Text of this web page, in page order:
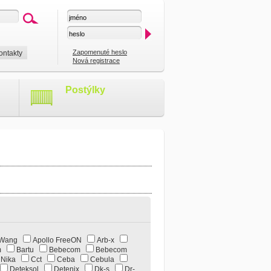
Zapomenuté heslo
Nová registrace
Postýlky
Apollo FreeON
Arb-x
Bartu Bebecom
Bebecom
Cct Ceba
Cebula
Deteksol
Detenix Dk-s Dr-